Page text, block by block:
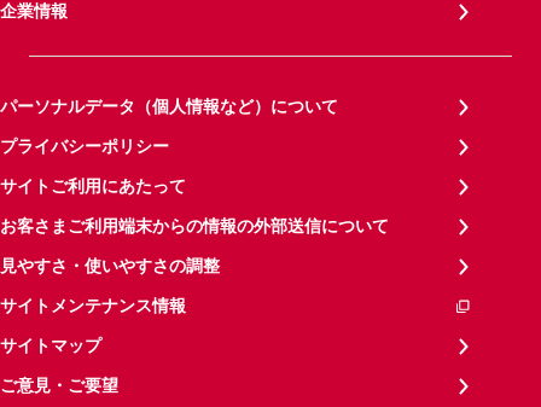
企業情報
パーソナルデータ（個人情報など）について
プライバシーポリシー
サイトご利用にあたって
お客さまご利用端末からの情報の外部送信について
見やすさ・使いやすさの調整
サイトメンテナンス情報
サイトマップ
ご意見・ご要望